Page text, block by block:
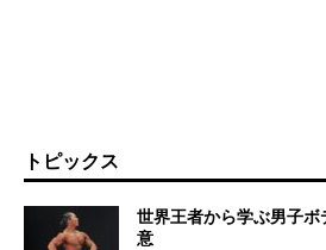
トピックス
世界王者から学ぶ男子
意